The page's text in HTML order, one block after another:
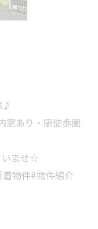
窓あり・駅徒歩圏
いませ☆
物件#物件紹介